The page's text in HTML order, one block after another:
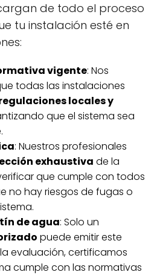
de todo el proceso
tu instalación esté en
vigente: Nos
todas las instalaciones
locales y
que el sistema sea
: Nuestros profesionales
exhaustiva de la
que cumple con todos
no hay riesgos de fugas o
de agua: Solo un
puede emitir este
evaluación, certificamos
cumple con las normativas